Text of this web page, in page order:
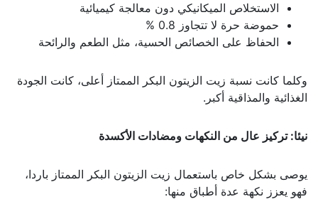
الاستخلاص الميكانيكي دون معالجة كيميائية
حموضة حرة لا تتجاوز 0.8 %
الحفاظ على الخصائص الحسية، مثل الطعم والرائحة
وكلما كانت نسبة زيت الزيتون البكر الممتاز أعلى، كانت الجودة
الغذائية والمذاقية أكبر.
نيئا: تركيز عال من النكهات ومضادات الأكسدة
يوصى بشكل خاص باستعمال زيت الزيتون البكر الممتاز باردا،
فهو يعزز نكهة عدة أطباق منها: